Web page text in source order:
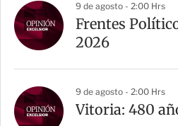
9 de agosto - 2:00 Hrs
Frentes
2026
9 de agosto - 2:00 Hrs
Vitoria: 480